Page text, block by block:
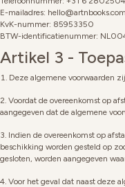
E-mailadres: hello@artnbooks.com
KvK-nummer: 85953350
BTW-identificatienummer:
Artikel 3 -
Deze algemene voorwaarden
Voordat de overeenkomst op
aangegeven dat de algemene
Indien de overeenkomst op
beschikking worden gesteld op
gesloten, worden aangegeven
Voor het geval dat naast deze